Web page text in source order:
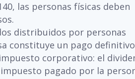
las personas físicas deben
distribuidos por personas
constituye un pago
corporativo: el
pagado por la